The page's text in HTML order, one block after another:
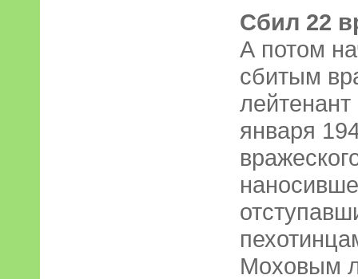
Сбил 22
А потом
сбитым
января
Моховым